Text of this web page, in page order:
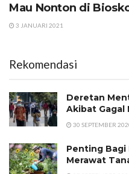
Mau Nonton di
3 JANUARI 2021
Rekomendasi
Deretan
Akibat Gagal
30 SEPTEMBER
Penting Bagi
Merawat